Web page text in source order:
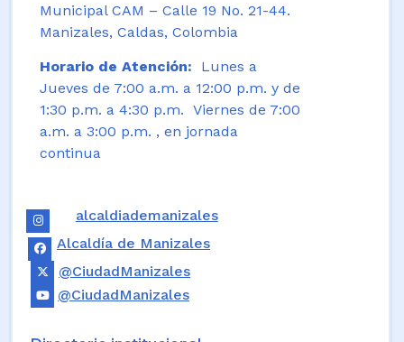
Municipal CAM – Calle 19 No. 21-44.
Manizales, Caldas, Colombia
Horario de Atención: Lunes a
Jueves de 7:00 a.m. a 12:00 p.m. y de
1:30 p.m. a 4:30 p.m. Viernes de 7:00
a.m. a 3:00 p.m. , en jornada
continua
alcaldiademanizales
Alcaldía de Manizales
@CiudadManizales
@CiudadManizales